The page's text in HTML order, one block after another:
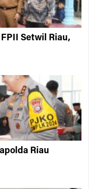
Setwil Riau,
Riau